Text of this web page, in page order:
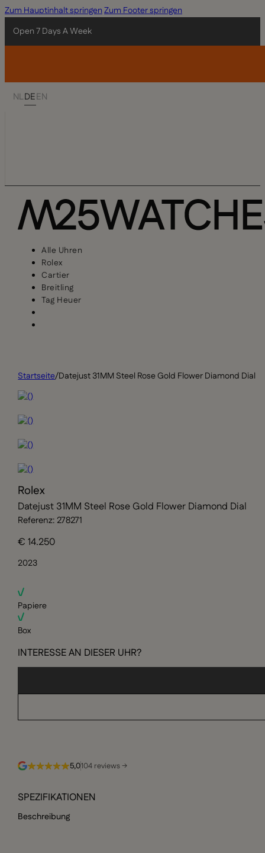
Zum Hauptinhalt springenZum Footer springen
Open 7 Days A Week
NLDEEN
Alle Uhren
Rolex
Cartier
Breitling
Tag Heuer
Startseite/Datejust 31MM Steel Rose Gold Flower Diamond Dial
Rolex
Datejust 31MM Steel Rose Gold Flower Diamond Dial
Referenz: 278271
€ 14.250
2023
Papiere
Box
INTERESSE AN DIESER UHR?
5,0104 reviews →
SPEZIFIKATIONEN
Beschreibung